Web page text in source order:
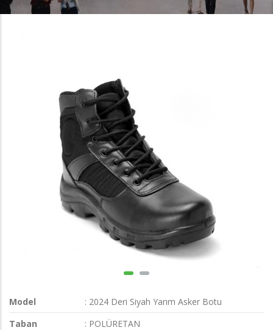
Model
: 2024 Deri Siyah Yarım Asker Botu
Taban
: POLÜRETAN